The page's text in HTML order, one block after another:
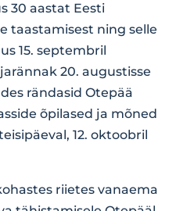
30 aastat Eesti
taastamisest ning selle
15. septembril
20. augustisse
rändasid Otepää
õpilased ja mõned
12. oktoobril
riietes vanaema